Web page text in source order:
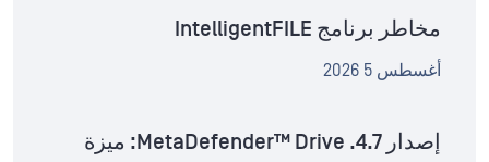
مخاطر برنامج IntelligentFILE
أغسطس 5 2026
إصدار MetaDefender™ Drive .4.7: ميزة